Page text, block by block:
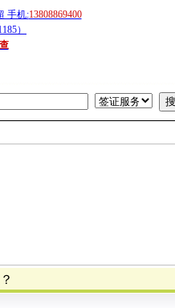
手机:13808869400
）